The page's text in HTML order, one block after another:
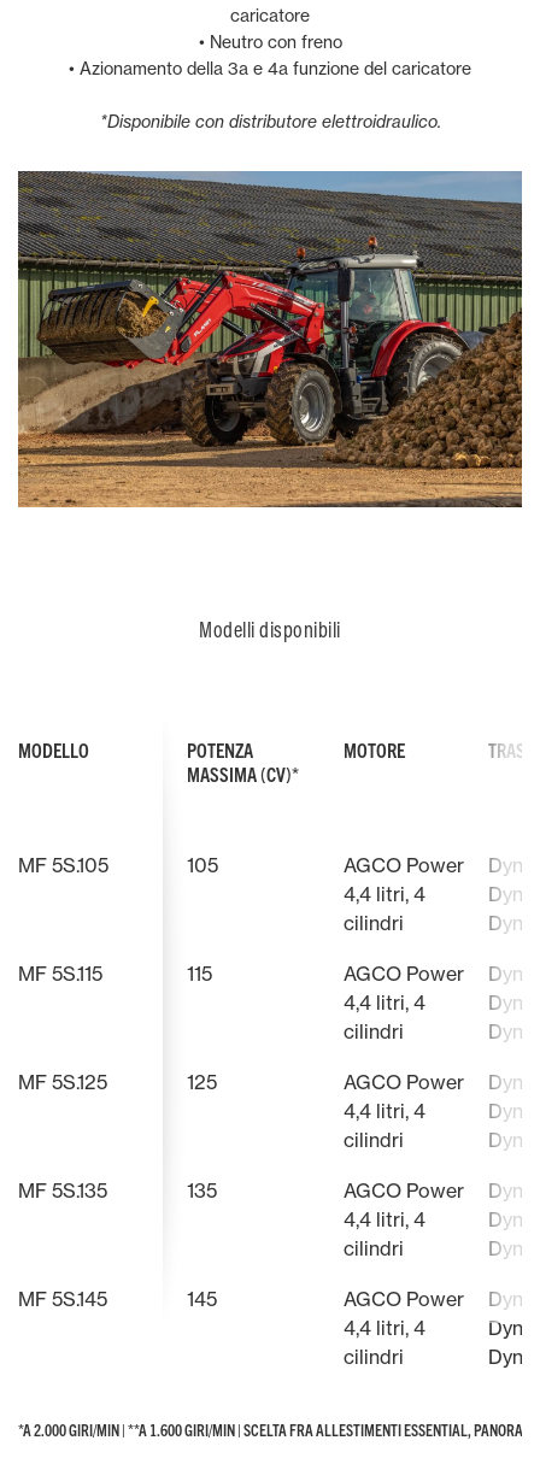
caricatore
• Neutro con freno
• Azionamento della 3a e 4a funzione del caricatore
*Disponibile con distributore elettroidraulico.
Modelli disponibili
POTENZA
MASSIMA (CV)*
MOTORE
105
AGCO Power
4,4 litri, 4
cilindri
115
AGCO Power
4,4 litri, 4
cilindri
125
AGCO Power
4,4 litri, 4
cilindri
135
AGCO Power
4,4 litri, 4
cilindri
145
AGCO Power
4,4 litri, 4
cilindri
*A 2.000 GIRI/MIN | **A 1.600 GIRI/MIN | SCELTA FRA ALLESTIMENTI ESSENTIAL,
MODELLO
MF 5S.105
MF 5S.115
MF 5S.125
MF 5S.135
MF 5S.145
*A 2.000 GIRI/MIN | **A 1.600 GIRI/MIN | SCELTA FRA ALLESTIMENTI ESSENTIAL,